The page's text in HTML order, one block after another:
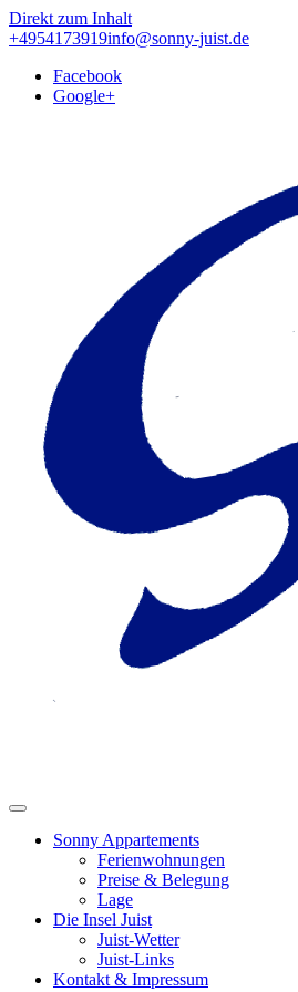
Direkt zum Inhalt
+4954173919info@sonny-juist.de
Facebook
Google+
Sonny Appartements
Ferienwohnungen
Preise & Belegung
Lage
Die Insel Juist
Juist-Wetter
Juist-Links
Kontakt & Impressum